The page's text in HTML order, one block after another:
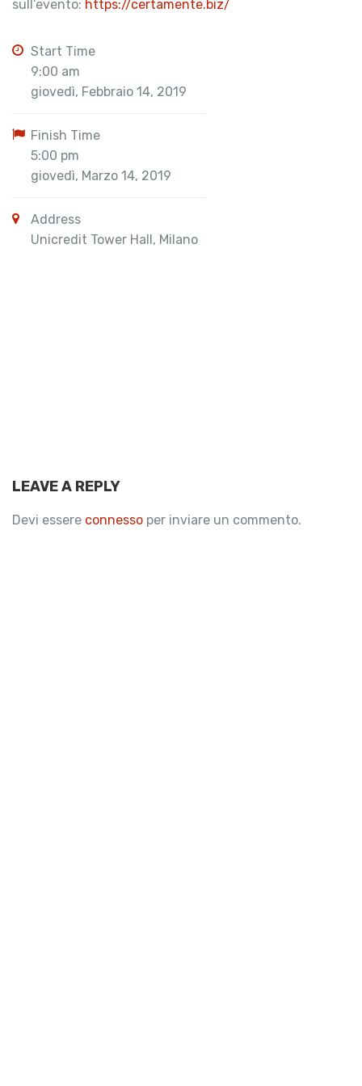
sull’evento: https://certamente.biz/
Start Time
9:00 am
giovedì, Febbraio 14, 2019
Finish Time
5:00 pm
giovedì, Marzo 14, 2019
Address
Unicredit Tower Hall, Milano
LEAVE A REPLY
Devi essere connesso per inviare un commento.